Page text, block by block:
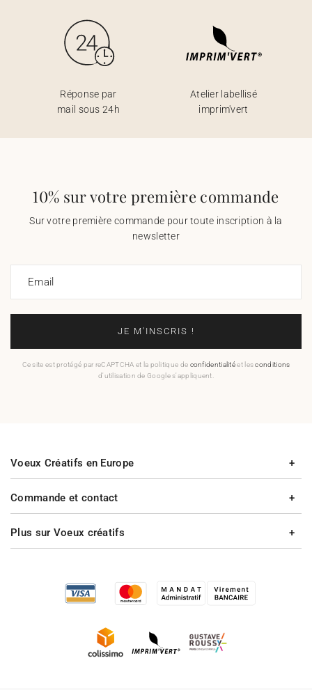
Réponse par
mail sous 24h
Atelier labellisé
imprim'vert
10% sur votre première commande
Sur votre première commande pour toute inscription à la
newsletter
Email
JE M'INSCRIS !
Ce site est protégé par reCAPTCHA et la politique de confidentialitéet lesconditions
d'utilisation de Google s'appliquent.
Commande et contact
Plus sur Voeux créatifs
Voeux Créatifs en Europe